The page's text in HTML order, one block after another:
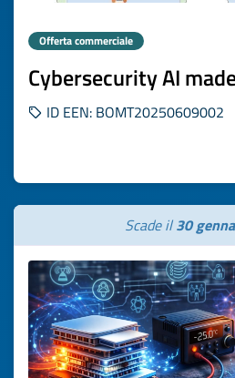
Offerta commerciale
Cybersecurity AI
ID EEN: BOMT20250609002
Scade il30